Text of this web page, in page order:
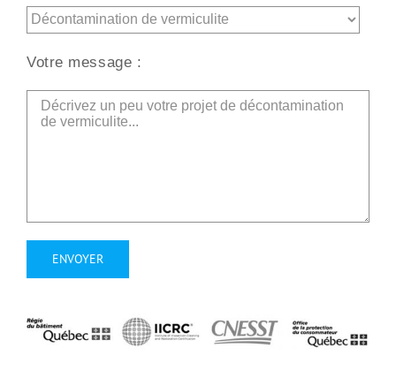
Votre message :